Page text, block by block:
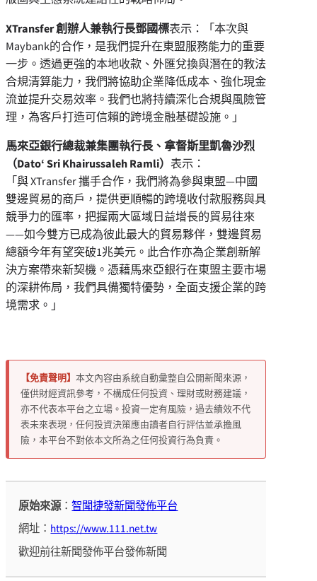
XTransfer創辦人兼執行長鄧國標表示：「本次與
Maybank的合作，是我們提升在東盟服務能力的重要
一步。透過更強的本地收款、外匯兌換與潛在的教法
合規清算能力，我們將協助企業降低成本、強化現金
流並提升交易效率。我們也將持續深化合規與風險管
理，為客戶打造可信賴的跨境金融基礎設施。」
馬來亞銀行總裁兼集團執行長、拿督斯里凱魯沙烈
（Dato‘Sri Khairussaleh Ramli） 表示：
「與 XTransfer 攜手合作，我們將為參與東盟—中國
雙邊貿易的商戶，提供更順暢的跨境收付款服務與具
競爭力的匯率，把握兩大區域日益增長的貿易往來
——如今雙方已成為彼此最大的貿易夥伴，雙邊貿易
總額今年有望突破1兆美元。此合作亦為企業創新解
決方案帶來新契機。憑藉馬來亞銀行在東盟主要市場
的深耕佈局，我們具備獨特優勢，全面支援企業的跨
境需求。」
【免責聲明】 本文內容由系統自動彙整自公開新聞來源，
僅供財經資訊參考，不構成任何投資、理財或財務建議，
亦不代表本平台之立場。投資一定有風險，過去績效不代
表未來表現，任何投資決策應由讀者自行評估並承擔風
險，本平台不對依本文所為之任何投資行為負責。
原始來源：智聞捷發新聞發佈平台
網址： https://www.111.net.tw
歡迎前往新聞發佈平台發佈新聞